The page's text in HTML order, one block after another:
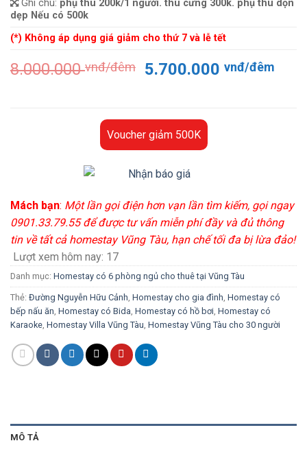
Ghi chú: phụ thu 200k/1 người. thú cưng 300k. phụ thu dọn
dẹp Nếu có 500k
(*) Không áp dụng giá giảm cho thứ 7 và lễ tết
8.000.000vnđ/đêm
Giá
8.000.000 vnđ/
đêm.
5.700.000vnđ/đêm
Voucher giảm 500K
Mách bạn: Một lần gọi điện hơn vạn lần tìm kiếm, gọi ngay
0901.33.79.55 để được tư vấn miễn phí đầy và đủ thông
tin về tất cả homestay Vũng Tàu, hạn chế tối đa bị lừa đảo!
Lượt xem hôm nay: 17
Danh mục: Homestay có 6 phòng ngủ cho thuê tại Vũng Tàu
Thẻ: Đường Nguyễn Hữu Cảnh Homestay cho gia đình Homestay có
bếp nấu ăn Homestay có Bida Homestay có hồ bơi Homestay có
Karaoke Homestay Villa Vũng Tàu Homestay Vũng Tàu cho 30 người
MÔ TẢ